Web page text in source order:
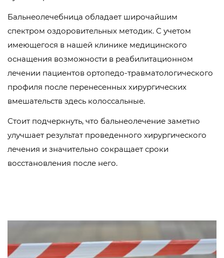
Бальнеолечебница обладает широчайшим
спектром оздоровительных методик. С учетом
имеющегося в нашей клинике медицинского
оснащения возможности в реабилитационном
лечении пациентов ортопедо-травматологического
профиля после перенесенных хирургических
вмешательств здесь колоссальные.
Стоит подчеркнуть, что бальнеолечение заметно
улучшает результат проведенного хирургического
лечения и значительно сокращает сроки
восстановления после него.